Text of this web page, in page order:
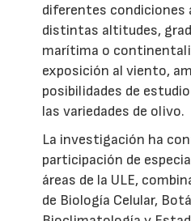
diferentes condiciones
distintas altitudes,
marítima o
exposición al viento,
posibilidades de
las variedades de olivo.
La investigación ha
participación de
áreas de la ULE,
de Biología Celular,